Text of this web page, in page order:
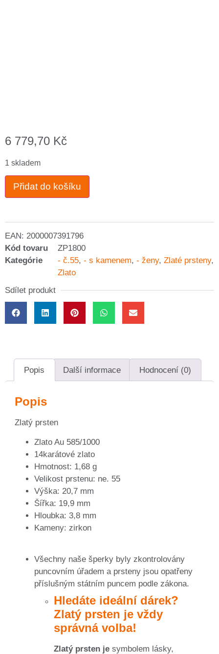
6 779,70 Kč
1 skladem
Přidat do košíku
EAN: 2000007391796
Kód tovaru
ZP1800
Kategórie
- č.55, - s kamenem, - ženy, Zlaté prsteny,
Zlato
Sdílet produkt
Popis Další informace Hodnocení (0)
Popis
Zlatý prsten
Zlato Au 585/1000
14karátové zlato
Hmotnost: 1,68 g
Velikost prstenu: ne. 55
Výška: 20,7 mm
Šířka: 19,9 mm
Hloubka: 3,8 mm
Kameny: zirkon
Všechny naše šperky byly zkontrolovány
puncovním úřadem a prsteny jsou opatřeny
příslušným státním puncem podle zákona.
Hledáte ideální dárek?
Zlatý prsten je vždy
správná volba!
Zlatý prsten je symbolem lásky,